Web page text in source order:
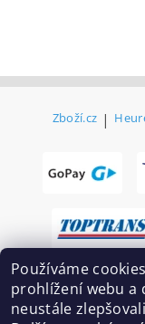
Zboží.cz |
Používáme
prohlížení webu a
neustále